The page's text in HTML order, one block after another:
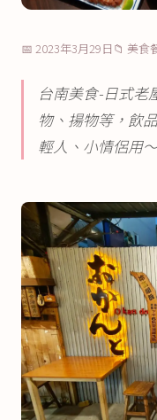
📅 2023年3月29日 📁 美食
台南美食-日式老
物、揚物等，飲
輕人、小情侶用～